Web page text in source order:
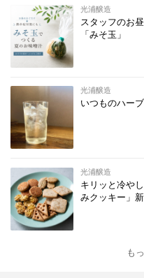
光浦醸造
スタッフのお
「みそ玉」
光浦醸造
いつものハー
光浦醸造
キリッと冷や
みクッキー」新
も